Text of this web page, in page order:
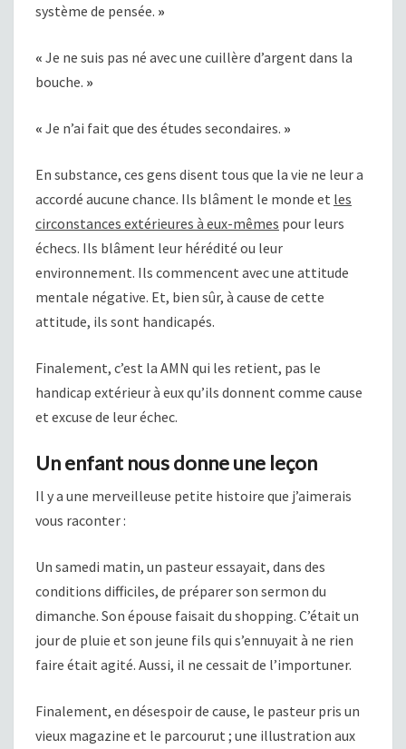
système de pensée. »
« Je ne suis pas né avec une cuillère d’argent dans la
bouche. »
« Je n’ai fait que des études secondaires. »
En substance, ces gens disent tous que la vie ne leur a
accordé aucune chance. Ils blâment le monde et les
circonstances extérieures à eux-mêmes pour leurs
échecs. Ils blâment leur hérédité ou leur
environnement. Ils commencent avec une attitude
mentale négative. Et, bien sûr, à cause de cette
attitude, ils sont handicapés.
Finalement, c’est la AMN qui les retient, pas le
handicap extérieur à eux qu’ils donnent comme cause
et excuse de leur échec.
Un enfant nous donne une leçon
Il y a une merveilleuse petite histoire que j’aimerais
vous raconter :
Un samedi matin, un pasteur essayait, dans des
conditions difficiles, de préparer son sermon du
dimanche. Son épouse faisait du shopping. C’était un
jour de pluie et son jeune fils qui s’ennuyait à ne rien
faire était agité. Aussi, il ne cessait de l’importuner.
Finalement, en désespoir de cause, le pasteur pris un
vieux magazine et le parcourut ; une illustration aux